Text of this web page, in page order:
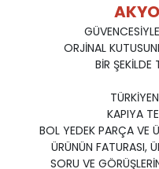
ORJİNAL
BİR ŞEKİLDE
KAPIYA
BOL YEDEK PARÇA VE
ÜRÜNÜN FATURASI,
SORU VE